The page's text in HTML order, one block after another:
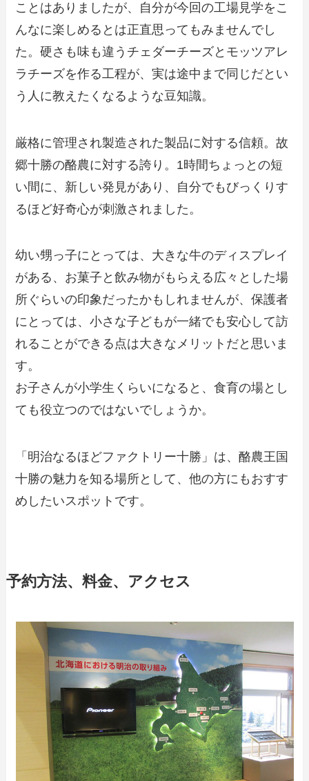
ことはありましたが、自分が今回の工場見学をこ
んなに楽しめるとは正直思ってもみませんでし
た。硬さも味も違うチェダーチーズとモッツアレ
ラチーズを作る工程が、実は途中まで同じだとい
う人に教えたくなるような豆知識。
厳格に管理され製造された製品に対する信頼。故
郷十勝の酪農に対する誇り。1時間ちょっとの短
い間に、新しい発見があり、自分でもびっくりす
るほど好奇心が刺激されました。
幼い甥っ子にとっては、大きな牛のディスプレイ
がある、お菓子と飲み物がもらえる広々とした場
所ぐらいの印象だったかもしれませんが、保護者
にとっては、小さな子どもが一緒でも安心して訪
れることができる点は大きなメリットだと思いま
す。
お子さんが小学生くらいになると、食育の場とし
ても役立つのではないでしょうか。
「明治なるほどファクトリー十勝」は、酪農王国
十勝の魅力を知る場所として、他の方にもおすす
めしたいスポットです。
予約方法、料金、アクセス